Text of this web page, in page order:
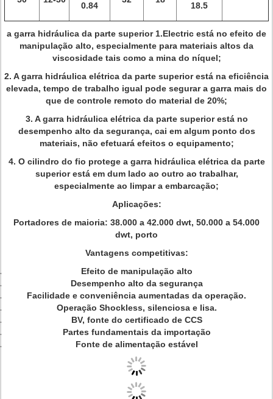
0.84 18.5
a garra hidráulica da parte superior 1.Electric está no efeito de
manipulação alto, especialmente para materiais altos da
viscosidade tais como a mina do níquel;
2. A garra hidráulica elétrica da parte superior está na eficiência
elevada, tempo de trabalho igual pode segurar a garra mais do
que de controle remoto do material de 20%;
3. A garra hidráulica elétrica da parte superior está no
desempenho alto da segurança, cai em algum ponto dos
materiais, não efetuará efeitos o equipamento;
4. O cilindro do fio protege a garra hidráulica elétrica da parte
superior está em dum lado ao outro ao trabalhar,
especialmente ao limpar a embarcação;
Aplicações:
Portadores de maioria: 38.000 a 42.000 dwt, 50.000 a 54.000
dwt, porto
Vantagens competitivas:
Efeito de manipulação alto
Desempenho alto da segurança
Facilidade e conveniência aumentadas da operação.
Operação Shockless, silenciosa e lisa.
BV, fonte do certificado de CCS
Partes fundamentais da importação
Fonte de alimentação estável